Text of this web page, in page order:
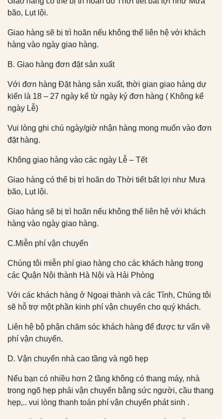
bão, Lụt lội.
Giao hàng sẽ bị trì hoãn nếu không thể liên hệ với khách
hàng vào ngày giao hàng.
B. Giao hàng đơn đặt sản xuất
Với đơn hàng Đặt hàng sản xuất, thời gian giao hàng dự
kiến là 18 – 27 ngày kể từ ngày ký đơn hàng ( Không kể
ngày Lễ)
Vui lòng ghi chú ngày/giờ nhận hàng mong muốn vào đơn
đặt hàng.
Không giao hàng vào các ngày Lễ – Tết
Giao hàng có thể bị trì hoãn do Thời tiết bất lợi như Mưa
bão, Lụt lội.
Giao hàng sẽ bị trì hoãn nếu không thể liên hệ với khách
hàng vào ngày giao hàng.
C.Miễn phí vận chuyển
Chúng tôi miễn phí giao hàng cho các khách hàng trong
các Quận Nội thành Hà Nội và Hải Phòng
Với các khách hàng ở Ngoại thành và các Tỉnh, Chúng tôi
sẽ hỗ trợ một phần kinh phí vận chuyển cho quý khách.
Liên hệ bộ phận chăm sóc khách hàng để được tư vấn về
phí vận chuyển.
D. Vận chuyển nhà cao tầng và ngõ hẹp
Nếu bạn có nhiều hơn 2 tầng không có thang máy, nhà
trong ngõ hẹp phải vận chuyển bằng sức người, cầu thang
hẹp,.. vui lòng thanh toán phí vận chuyển phát sinh .